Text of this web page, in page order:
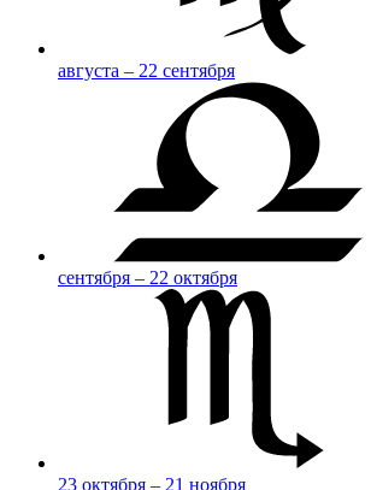
августа – 22 сентября
сентября – 22 октября
23 октября – 21 ноября